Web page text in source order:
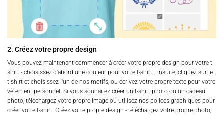
2. Créez votre propre design
Vous pouvez maintenant commencer à créer votre propre design pour votre t-
shirt - choisissez d'abord une couleur pour votre t-shirt. Ensuite, cliquez sur le
t-shirt et choisissez l'un de nos motifs, ou écrivez votre propre texte pour votre
vêtement personnel. Si vous souhaitez créer un t-shirt photo ou un cadeau
photo, téléchargez votre propre image ou utilisez nos polices graphiques pour
créer votre t-shirt. Créez votre propre design - téléchargez votre propre photo,